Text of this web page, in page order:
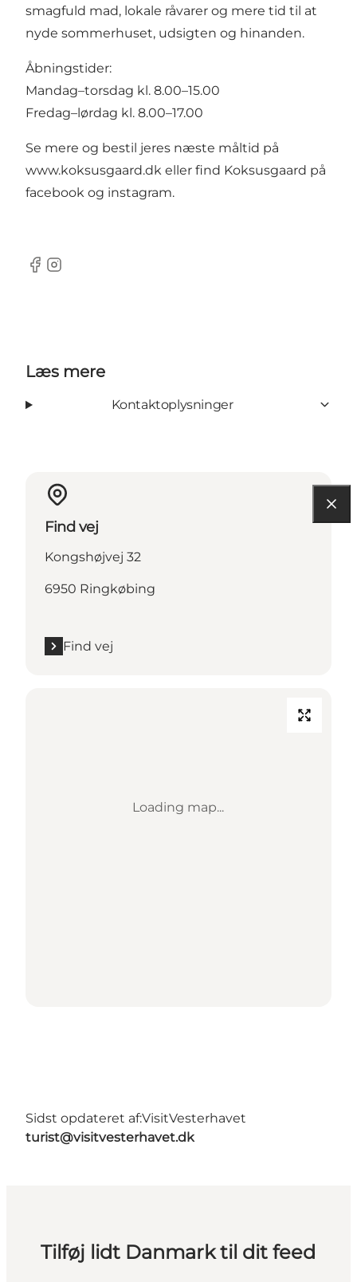
smagfuld mad, lokale råvarer og mere tid til at
nyde sommerhuset, udsigten og hinanden.
Åbningstider:
Mandag–torsdag kl. 8.00–15.00
Fredag–lørdag kl. 8.00–17.00
Se mere og bestil jeres næste måltid på
www.koksusgaard.dk eller find Koksusgaard på
facebook og instagram.
Facebook
Instagram
Læs mere
Kontaktoplysninger
Find vej
Kongshøjvej 32
6950 Ringkøbing
Find vej
Loading map...
Sidst opdateret af:VisitVesterhavet
turist@visitvesterhavet.dk
Tilføj lidt Danmark til dit feed